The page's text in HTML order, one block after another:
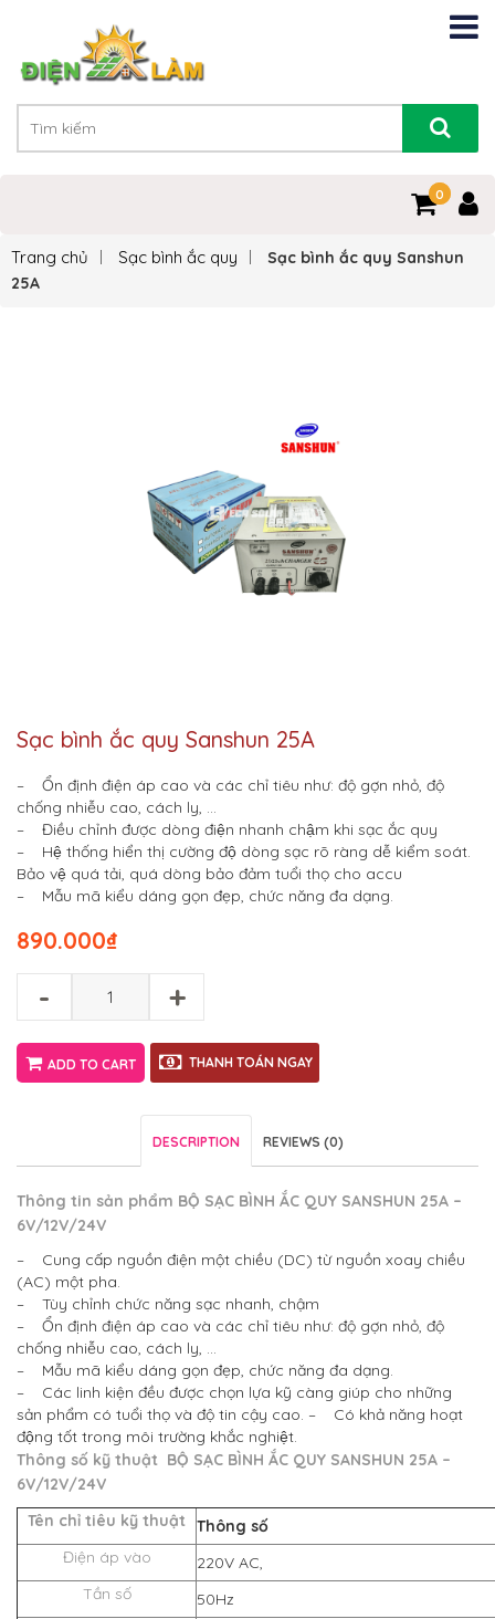
0
0
Trang chủ Sạc bình ắc quy
Sạc bình ắc quy Sanshun
25A
Sạc bình ắc quy Sanshun 25A
– Ổn định điện áp cao và các chỉ tiêu như: độ gợn nhỏ, độ
chống nhiễu cao, cách ly, …
– Điều chỉnh được dòng điện nhanh chậm khi sạc ắc quy
– Hệ thống hiển thị cường độ dòng sạc rõ ràng dễ kiểm soát.
Bảo vệ quá tải, quá dòng bảo đảm tuổi thọ cho accu
– Mẫu mã kiểu dáng gọn đẹp, chức năng đa dạng.
₫
890.000
- +
ADD TO CART THANH TOÁN NGAY
DESCRIPTION REVIEWS (0)
Thông tin sản phẩm BỘ SẠC BÌNH ẮC QUY SANSHUN 25A –
6V/12V/24V
– Cung cấp nguồn điện một chiều (DC) từ nguồn xoay chiều
(AC) một pha.
– Tùy chỉnh chức năng sạc nhanh, chậm
– Ổn định điện áp cao và các chỉ tiêu như: độ gợn nhỏ, độ
chống nhiễu cao, cách ly, …
– Mẫu mã kiểu dáng gọn đẹp, chức năng đa dạng.
– Các linh kiện đều được chọn lựa kỹ càng giúp cho những
sản phẩm có tuổi thọ và độ tin cậy cao. – Có khả năng hoạt
động tốt trong môi trường khắc nghiệt.
Thông số kỹ thuật BỘ SẠC BÌNH ẮC QUY SANSHUN 25A –
6V/12V/24V
Tên chỉ tiêu kỹ thuật Thông số
Điện áp vào
220V AC,
Tần số
50Hz